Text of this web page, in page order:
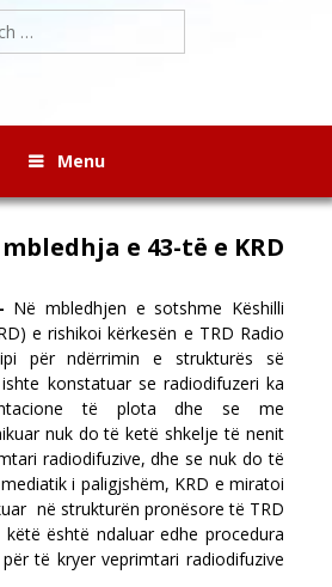
Menu
e 43-të e KRD
Në mbledhjen e sotshme Këshilli
e rishikoi kërkesën e TRD Radio
për ndërrimin e strukturës së
konstatuar se radiodifuzeri ka
të plota dhe se me
nuk do të ketë shkelje të nenit
radiodifuzive, dhe se nuk do të
i paligjshëm, KRD e miratoi
në strukturën pronësore të TRD
është ndaluar edhe procedura
të kryer veprimtari radiodifuzive